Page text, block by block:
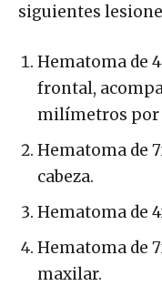
siguientes
Hematoma de
frontal,
milímetros por
Hematoma de
cabeza.
Hematoma de
Hematoma de
maxilar.